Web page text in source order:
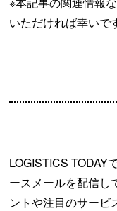
いただければ幸いで
LOGISTICS TODAY
ースメールを配信し
ントや注目のサービ